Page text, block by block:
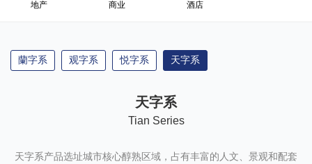
地产 商业 酒店
蘭字系 观字系 悦字系 天字系
天字系
Tian Series
天字系产品选址城市核心醇熟区域，占有丰富的人文、景观和配套